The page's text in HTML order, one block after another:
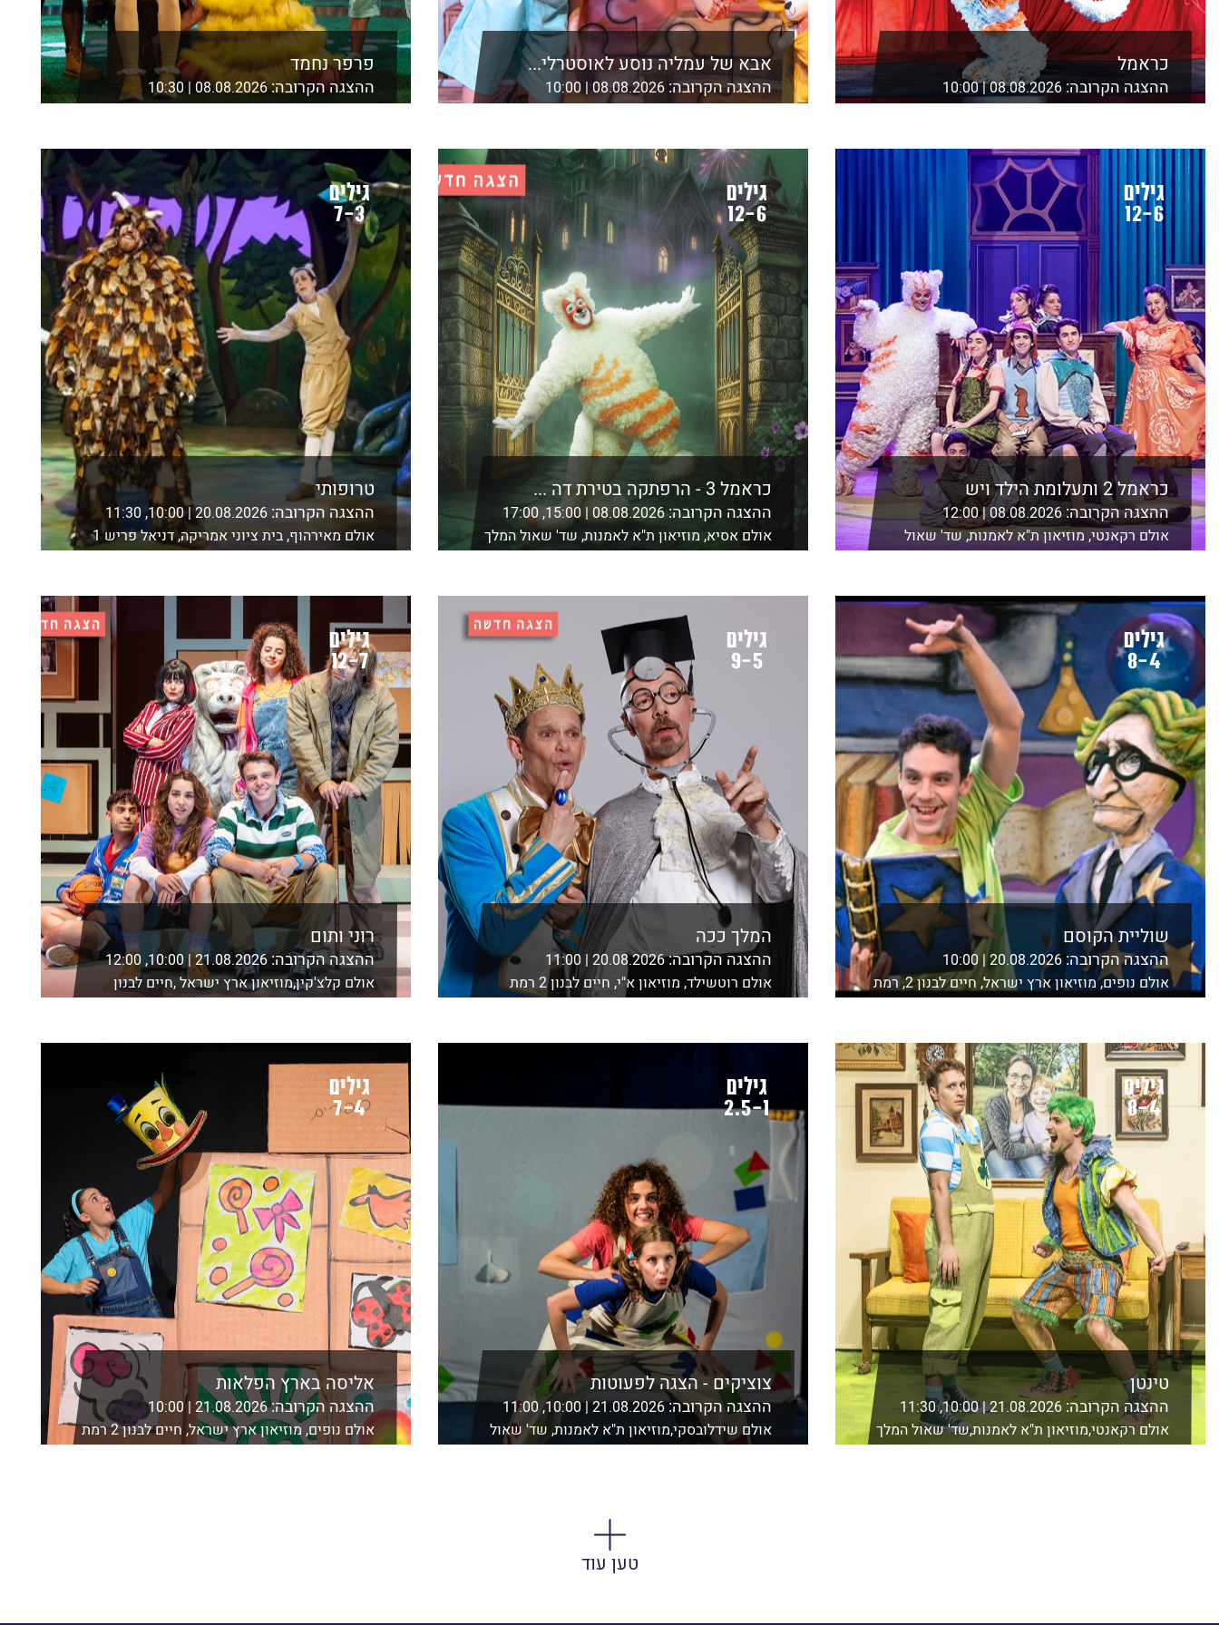
כראמל
ההצגה הקרובה: 08.08.2026 | 10:00
אולם אסיא,מוזיאון ת"א,שד' שאול המלך 21 ת"א
אבא של עמליה נוסע לאוסטרלי...
ההצגה הקרובה: 08.08.2026 | 10:00
אולם ZOA1, בית ציוני אמריקה, דניאל פריש 1 ת
פרפר נחמד
ההצגה הקרובה:08.08.2026 | 10:30
אולם מאירהוף, בית ציוני אמריקה ת"א
כראמל 2 ותעלומת הילד ויש
ההצגה הקרובה: 08.08.2026 | 12:00
אולם רקאנטי, מוזיאון ת"א לאמנות, שד' שאול
המלך 21, ת"א
כראמל 3 - הרפתקה בטירת דה ...
ההצגה הקרובה:08.08.2026 | 15:00, 17:00
אולם אסיא, מוזיאון ת"א לאמנות, שד' שאול המלך
21, ת"א
טרופותי
ההצגה הקרובה: 20.08.2026 | 10:00, 11:30
אולם מאירהוף, בית ציוני אמריקה, דניאל פריש 1
ת"א
שוליית הקוסם
ההצגה הקרובה:20.08.2026 | 10:00
אולם נופים, מוזיאון ארץ ישראל, חיים לבנון 2, רמת
אביב, ת"א
המלך ככה
ההצגה הקרובה:20.08.2026 | 11:00
אולם רוטשילד, מוזיאון א"י, חיים לבנון 2 רמת
אביב,ת"א
רוני ותום
ההצגה הקרובה:21.08.2026 | 10:00, 12:00
אולם קלצ'קין,מוזיאון ארץ ישראל ,חיים לבנון
2,ת"א
טינטן
ההצגה הקרובה: 21.08.2026 | 10:00, 11:30
אולם רקאנטי,מוזיאון ת"א לאמנות,שד' שאול המלך
21 ת"א
צוציקים - הצגה לפעוטות
ההצגה הקרובה:21.08.2026 | 10:00, 11:00
אולם שידלובסקי,מוזיאון ת"א לאמנות, שד' שאול
המלך 21 ת"א
אליסה בארץ הפלאות
ההצגה הקרובה:21.08.2026 | 10:00
אולם נופים, מוזיאון ארץ ישראל, חיים לבנון 2 רמת
אביב, ת"א
טען עוד